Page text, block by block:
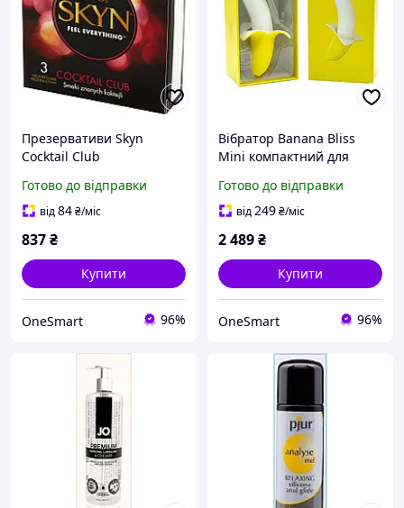
Презервативи Skyn
Cocktail Club
латексу для інтимної
близькості 3 шт
Готово до відправки
від84₴/міс
837₴
Купити
OneSmart 96%
Вібратор Banana Bliss
Mini компактний для
інтимного задоволення
Готово до відправки
від249₴/міс
2 489₴
Купити
OneSmart 96%